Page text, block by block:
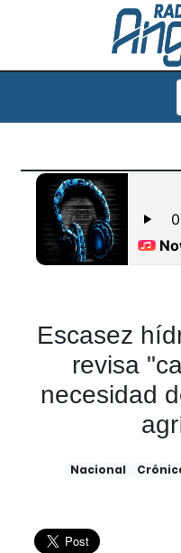
Escasez
revisa
necesidad
Nacional